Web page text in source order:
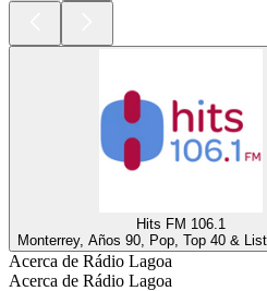
Hits FM 106.1
Monterrey, Años 90, Pop, Top 40 &
Acerca de Rádio Lagoa
Acerca de Rádio Lagoa